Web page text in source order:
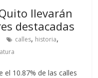
llevarán
destacadas
calles, historia,
10.87% de las calles